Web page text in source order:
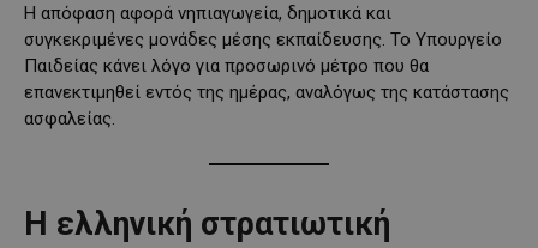
Η απόφαση αφορά νηπιαγωγεία, δημοτικά και
συγκεκριμένες μονάδες μέσης εκπαίδευσης. Το Υπουργείο
Παιδείας κάνει λόγο για προσωρινό μέτρο που θα
επανεκτιμηθεί εντός της ημέρας, αναλόγως της κατάστασης
ασφαλείας.
Η ελληνική στρατιωτική